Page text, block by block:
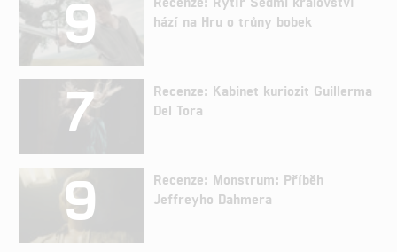
9
hází na Hru o trůny bobek
7
Recenze: Kabinet kuriozit Guillerma
Del Tora
9
Recenze: Monstrum: Příběh
Jeffreyho Dahmera